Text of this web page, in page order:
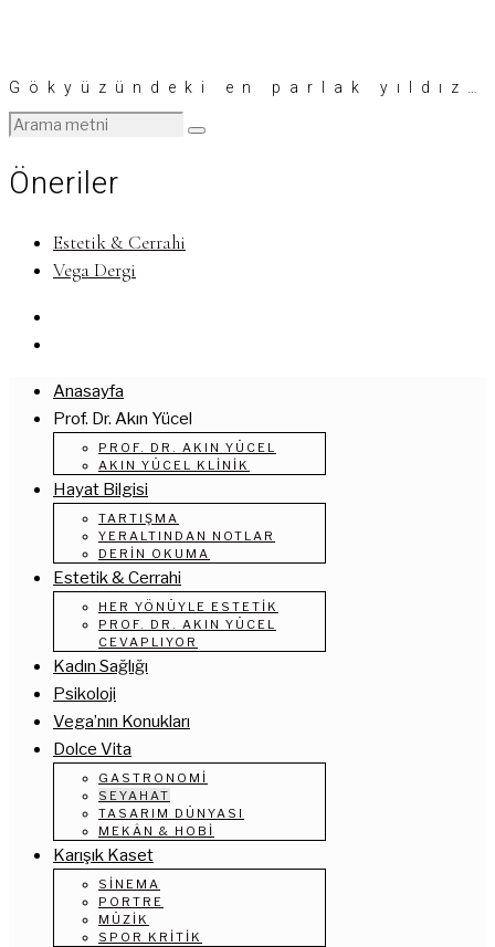
Gökyüzündeki en parlak yıldız…
Öneriler
Estetik & Cerrahi
Vega Dergi
Anasayfa
Prof. Dr. Akın Yücel
PROF. DR. AKIN YÜCEL
AKIN YÜCEL KLINIK
Hayat Bilgisi
TARTIŞMA
YERALTINDAN NOTLAR
DERIN OKUMA
Estetik & Cerrahi
HER YÖNÜYLE ESTETIK
PROF. DR. AKIN YÜCEL
CEVAPLIYOR
Kadın Sağlığı
Psikoloji
Vega’nın Konukları
Dolce Vita
GASTRONOMI
SEYAHAT
TASARIM DÜNYASI
MEKÂN & HOBI
Karışık Kaset
SINEMA
PORTRE
MÜZIK
SPOR KRITIK